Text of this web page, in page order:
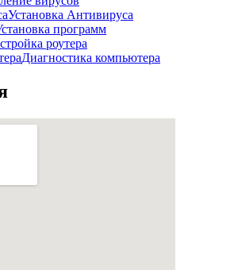
Установка Антивируса
программ
роутера
Диагностика компьютера